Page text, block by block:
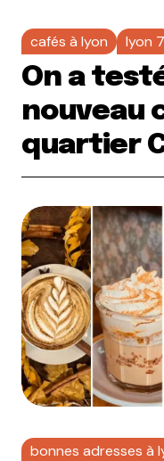
cafés à lyon lyon 7
On a
nouveau
quartier
bonnes adresses à